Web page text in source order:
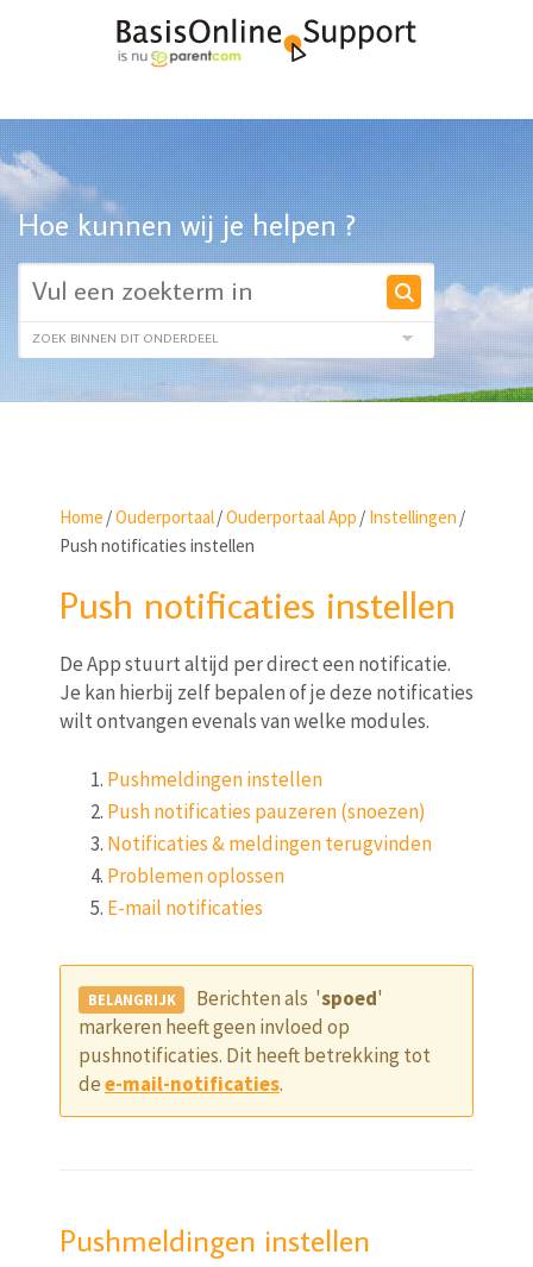
Hoe kunnen wij je helpen ?
Home /Ouderportaal/Ouderportaal App / Instellingen /
Push notificaties instellen
Push notificaties instellen
De App stuurt altijd per direct een notificatie.
Je kan hierbij zelf bepalen of je deze notificaties
wilt ontvangen evenals van welke modules.
Pushmeldingen instellen
Push notificaties pauzeren (snoezen)
Notificaties & meldingen terugvinden
Problemen oplossen
E-mail notificaties
Berichten als 'spoed'
markeren heeft geen invloed op
pushnotificaties. Dit heeft betrekking tot
dee-mail-notificaties.
Pushmeldingen instellen